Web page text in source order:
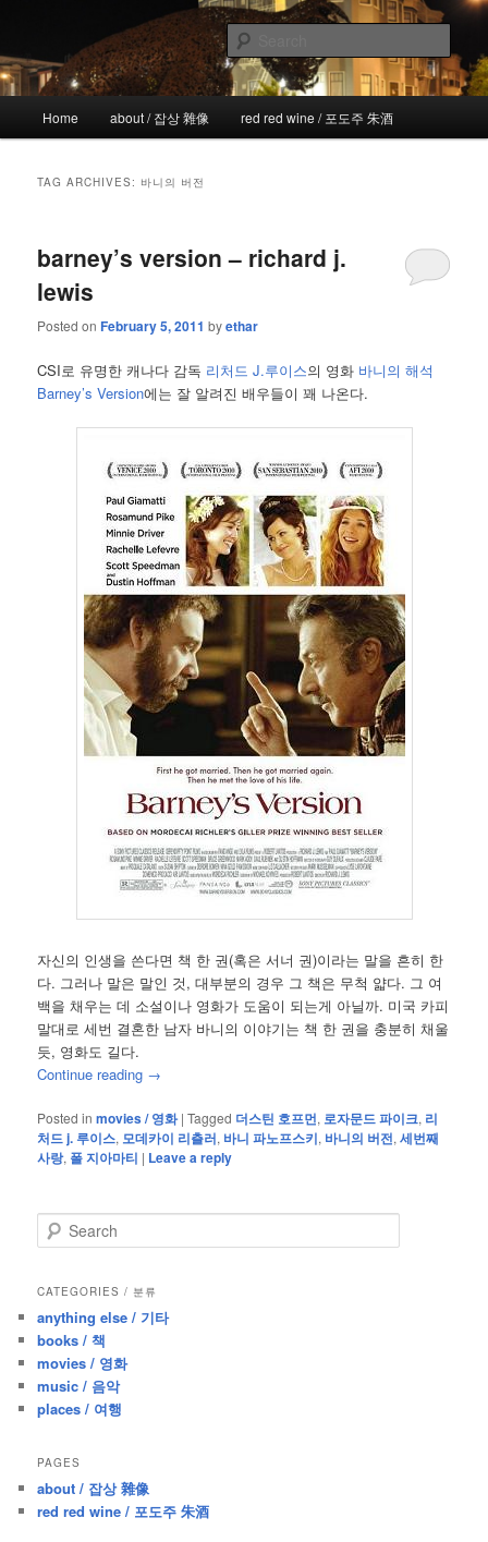
primary
content
secondary
content!wicked
the more I see the less I know
Home about / 잡상 雜像 red red wine / 포도주 朱酒
TAG ARCHIVES: 바니의 버전
barney’s version – richard j.
lewis
Posted onFebruary 5, 2011 byethar
CSI로 유명한 캐나다 감독 리처드 J.루이스의 영화 바니의 해석
Barney’s Version에는 잘 알려진 배우들이 꽤 나온다.
자신의 인생을 쓴다면 책 한 권(혹은 서너 권)이라는 말을 흔히 한
다. 그러나 말은 말인 것, 대부분의 경우 그 책은 무척 얇다. 그 여
백을 채우는 데 소설이나 영화가 도움이 되는게 아닐까. 미국 카피
말대로 세번 결혼한 남자 바니의 이야기는 책 한 권을 충분히 채울
듯, 영화도 길다.
Continue reading →
Posted in movies / 영화 |Tagged 더스틴 호프먼, 로자문드 파이크, 리
처드 j. 루이스, 모데카이 리츨러, 바니 파노프스키, 바니의 버전,세번째
사랑, 폴 지아마티 | Leave a reply
e
r
h
CATEGORIES / 분류
anything else / 기타
books / 책
movies / 영화
music / 음악
places / 여행
PAGES
about / 잡상 雜像
red red wine / 포도주 朱酒